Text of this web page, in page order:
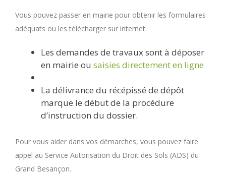
Vous pouvez passer en mairie pour obtenir les formulaires
adéquats ou les télécharger sur internet.
Les demandes de travaux sont à déposer
en mairie ou saisies directement en ligne
La délivrance du récépissé de dépôt
marque le début de la procédure
d’instruction du dossier.
Pour vous aider dans vos démarches, vous pouvez faire
appel au Service Autorisation du Droit des Sols (ADS) du
Grand Besançon.